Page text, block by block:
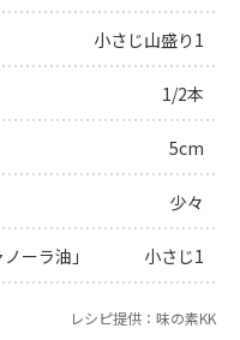
小さじ山盛り1
1/2本
5cm
少々
ーラ油」 小さじ1
レシピ提供：味の素KK